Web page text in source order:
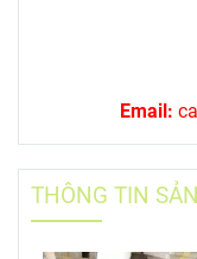
Email:
THÔNG TIN